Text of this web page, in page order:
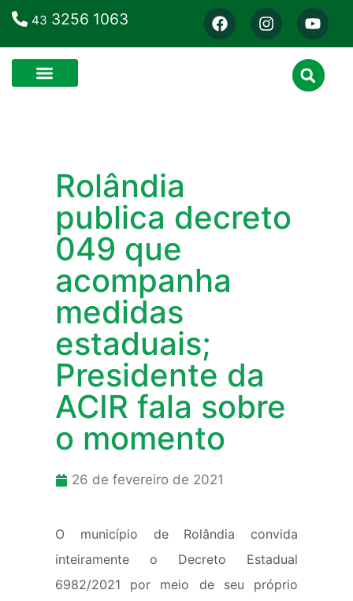
43 3256 1063
Rolândia
publica decreto
049 que
acompanha
medidas
estaduais;
Presidente da
ACIR fala sobre
o momento
26 de fevereiro de 2021
O município de Rolândia convida
inteiramente o Decreto Estadual
6982/2021 por meio de seu próprio